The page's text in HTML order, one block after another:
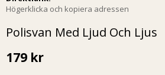
Högerklicka och kopiera adressen
Polisvan Med Ljud Och Ljus
179 kr